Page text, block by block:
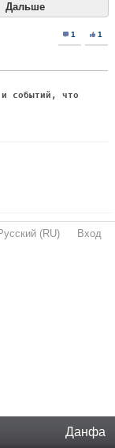
Данфа
Дальше
1 1
и событий, что
(RU) Вход